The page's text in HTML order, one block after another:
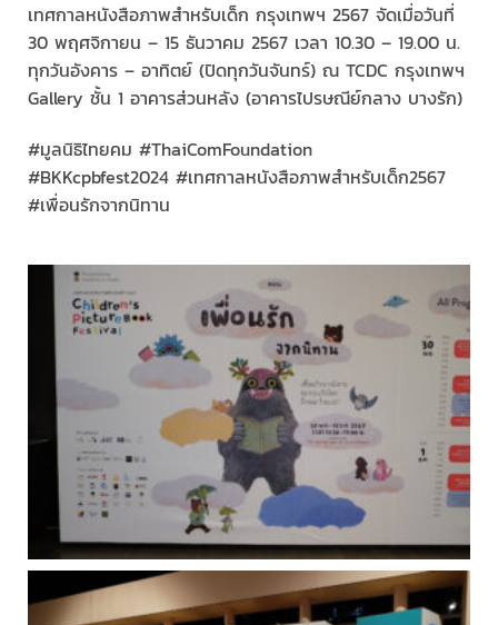
เทศกาลหนังสือภาพสำหรับเด็ก กรุงเทพฯ 2567 จัดเมื่อวันที่
30 พฤศจิกายน – 15 ธันวาคม 2567 เวลา 10.30 – 19.00 น.
ทุกวันอังคาร – อาทิตย์ (ปิดทุกวันจันทร์) ณ TCDC กรุงเทพฯ
Gallery ชั้น 1 อาคารส่วนหลัง (อาคารไปรษณีย์กลาง บางรัก)
#มูลนิธิไทยคม #ThaiComFoundation
#BKKcpbfest2024 #เทศกาลหนังสือภาพสำหรับเด็ก2567
#เพื่อนรักจากนิทาน